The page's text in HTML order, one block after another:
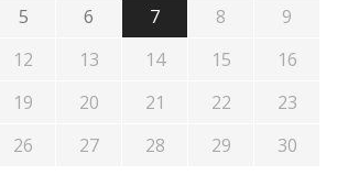
5 6 7 8
9
12 13 14 15
16
19 20 21 22
23
26 27 28 29
30